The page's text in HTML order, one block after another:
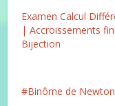
Examen Calcul
| Accroissements
Bijection
Binôme de Newton